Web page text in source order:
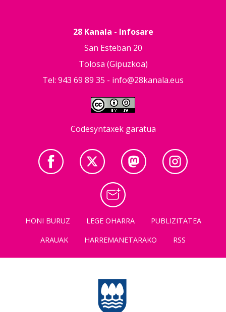
28 Kanala - Infosare
San Esteban 20
Tolosa (Gipuzkoa)
Tel: 943 69 89 35 - info@28kanala.eus
Codesyntaxek garatua
HONI BURUZ LEGE OHARRA
PUBLIZITATEA
ARAUAK
HARREMANETARAKO RSS